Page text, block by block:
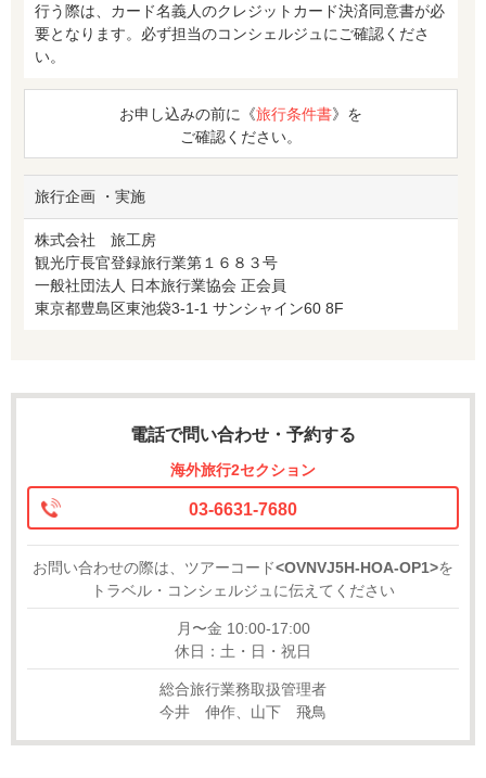
行う際は、カード名義人のクレジットカード決済同意書が必
要となります。必ず担当のコンシェルジュにご確認くださ
い。
お申し込みの前に《旅行条件書》を
ご確認ください。
旅行企画 ・実施
株式会社 旅工房
観光庁長官登録旅行業第１６８３号
一般社団法人 日本旅行業協会 正会員
東京都豊島区東池袋3-1-1 サンシャイン60 8F
電話で問い合わせ・予約する
海外旅行2セクション
03-6631-7680
お問い合わせの際は、ツアーコード<OVNVJ5H-HOA-OP1>を
トラベル・コンシェルジュに伝えてください
月〜金 10:00-17:00
休日：土・日・祝日
総合旅行業務取扱管理者
今井 伸作、山下 飛鳥